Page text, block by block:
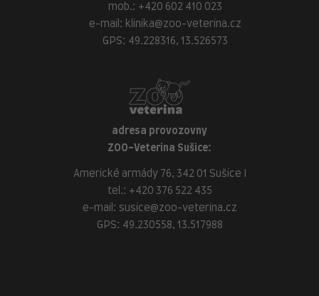
mob.: +420 602 410 023
e-mail: klinika@zoo-veterina.cz
GPS: 49.228316, 13.526573
adresa provozovny
ZOO-Veterina Sušice:
Americké armády 76, 342 01 Sušice I
tel.: +420 376 522 435
e-mail: susice@zoo-veterina.cz
GPS: 49.230558, 13.517988